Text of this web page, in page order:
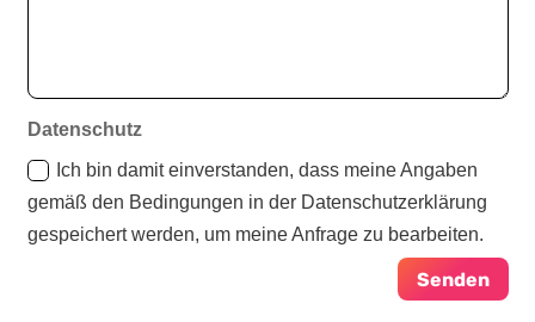
Datenschutz
Ich bin damit einverstanden, dass meine Angaben
gemäß den Bedingungen in der Datenschutzerklärung
gespeichert werden, um meine Anfrage zu bearbeiten.
Senden